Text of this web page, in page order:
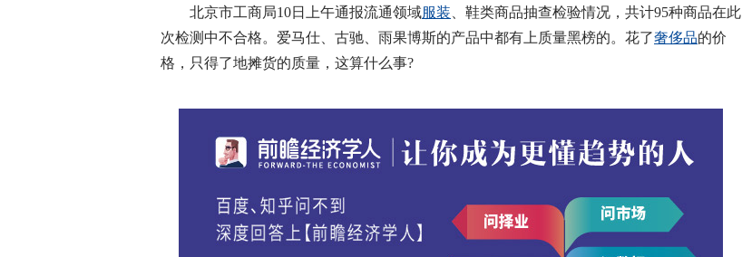
北京市工商局10日上午通报流通领域服装 、鞋类商品抽查检验情况，共计95种商品在此
次检测中不合格。爱马仕、古驰、雨果博斯的产品中都有上质量黑榜的。花了奢侈品的价
格，只得了地摊货的质量，这算什么事?